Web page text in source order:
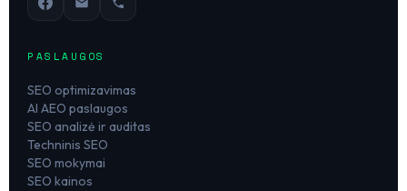
PASLAUGOS
SEO optimizavimas
AI AEO paslaugos
SEO analizė ir auditas
Techninis SEO
SEO mokymai
SEO kainos